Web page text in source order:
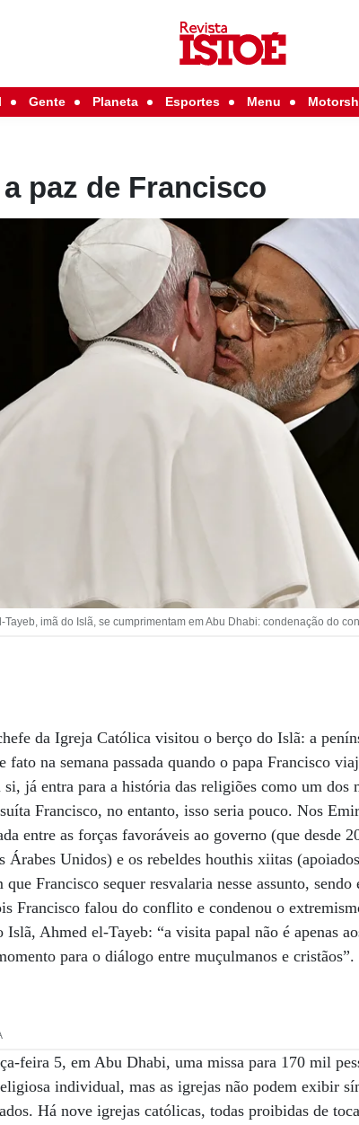
Gente Planeta Esportes Menu
paz de Francisco
Tayeb, imã do Islã, se cumprimentam em Abu Dhabi: condenação do
da Igreja Católica visitou o berço do Islã: a
na semana passada quando o papa Francisco
já entra para a história das religiões como um dos
Francisco, no entanto, isso seria pouco. Nos
entre as forças favoráveis ao governo (que desde
Árabes Unidos) e os rebeldes houthis xiitas
Francisco sequer resvalaria nesse assunto,
Francisco falou do conflito e condenou o
Ahmed el-Tayeb: “a visita papal não é apenas
para o diálogo entre muçulmanos e cristãos”.
feira 5, em Abu Dhabi, uma missa para 170 mil
individual, mas as igrejas não podem exibir
Há nove igrejas católicas, todas proibidas de